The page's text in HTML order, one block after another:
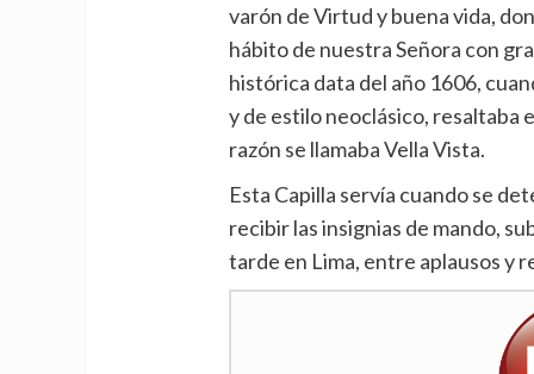
varón de Virtud y buena vida,
hábito de nuestra Señora con
histórica data del año 1606,
y de estilo neoclásico, resaltaba
razón se llamaba Vella Vista.
Esta Capilla servía cuando se
recibir las insignias de mando,
tarde en Lima, entre aplausos y